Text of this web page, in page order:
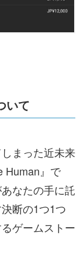
いて
まった近未来
Human』で
なたの手に託
断の1つ1つ
ゲームストー